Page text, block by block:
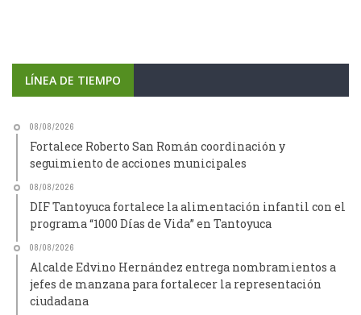
LÍNEA DE TIEMPO
08/08/2026
Fortalece Roberto San Román coordinación y
seguimiento de acciones municipales
08/08/2026
DIF Tantoyuca fortalece la alimentación infantil con el
programa “1000 Días de Vida” en Tantoyuca
08/08/2026
Alcalde Edvino Hernández entrega nombramientos a
jefes de manzana para fortalecer la representación
ciudadana